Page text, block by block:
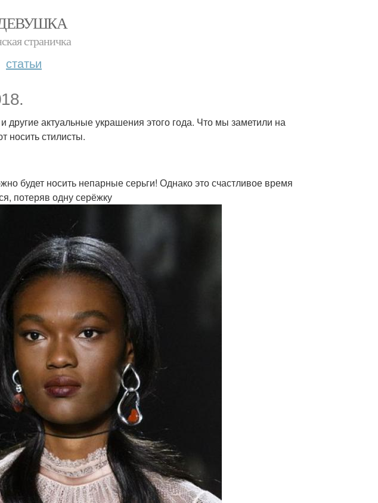
страничка
статьи
актуальные украшения этого года. Что мы заметили на
носить стилисты.
будет носить непарные серьги! Однако это счастливое время
потеряв одну серёжку